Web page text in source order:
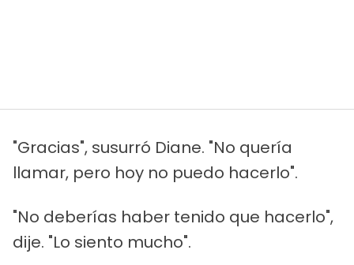
"Gracias", susurró Diane. "No quería
llamar, pero hoy no puedo hacerlo".
"No deberías haber tenido que hacerlo",
dije. "Lo siento mucho".